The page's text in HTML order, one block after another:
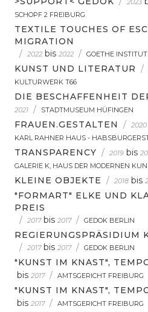
2023
SCHOPF 2 FREIBURG
TEXTILE TOUCHES OF
MIGRATION
/ 2022 bis 2022 / GOETHE
KUNST UND LITERATUR /
KULTURWERK T66
DIE BESCHAFFENHEIT
2021 / STADTMUSEUM HÜFINGEN
FRAUEN.GESTALTEN / 2020
KARL RAHNER HAUS -
TRANSPARENCY / 2019 bis
GALERIE K, HAUS DER MODERNEN
KLEINE OBJEKTE / 2018 bis
"FORMART" ELKE UND
PREIS
/ 2017 bis 2017 / GEDOK BERLIN
REGIERUNGSPRÄSIDIUM
/ 2017 bis 2017 / GEDOK BERLIN
"KUNST IM KNAST",
bis 2017 / AMTSGERICHT FREIBURG
"KUNST IM KNAST",
bis 2017 / AMTSGERICHT FREIBURG